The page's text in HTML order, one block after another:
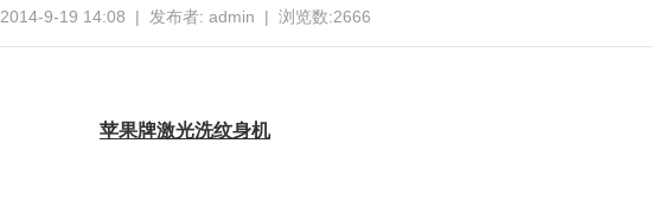
2014-9-19 14:08 | 发布者: admin | 浏览数:2666
苹果牌激光洗纹身机